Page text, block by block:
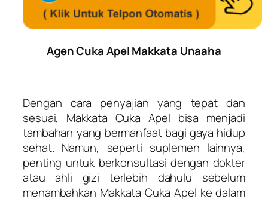
Agen Cuka Apel Makkata Unaaha
Dengan cara penyajian yang tepat dan
sesuai, Makkata Cuka Apel bisa menjadi
tambahan yang bermanfaat bagi gaya hidup
sehat. Namun, seperti suplemen lainnya,
penting untuk berkonsultasi dengan dokter
atau ahli gizi terlebih dahulu sebelum
menambahkan Makkata Cuka Apel ke dalam